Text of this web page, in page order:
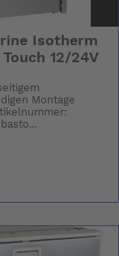
Isotherm
Touch 12/24V
Montage